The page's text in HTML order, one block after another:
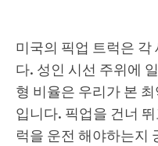
미국의 픽업 트럭은 각
다. 성인 시선 주위에
형 비율은 우리가 본
입니다. 픽업을 건너
럭을 운전 해야하는지